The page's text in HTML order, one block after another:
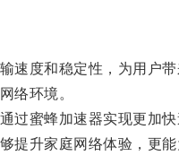
度和稳定性，为用户带
络环境。
蜜蜂加速器实现更加快
升家庭网络体验，更能